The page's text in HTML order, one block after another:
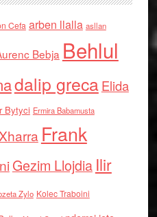
Cefa arben llalla asllan
Bebja Behlul
dalip grecaElida
Bytyci Ermira Babamusta
Frank
Gezim Llojdia Ilir
Zylo Kolec Traboini